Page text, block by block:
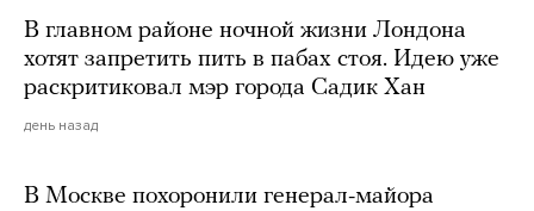
В главном районе ночной жизни Лондона
хотят запретить пить в пабах стоя. Идею уже
раскритиковал мэр города Садик Хан
день назад
В Москве похоронили генерал-майора